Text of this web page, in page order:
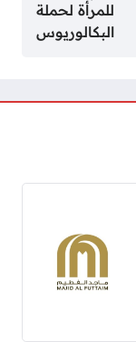
للمرأة لحملة
البكالوريوس